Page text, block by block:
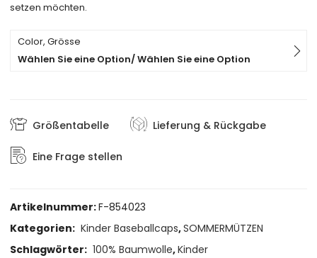
setzen möchten.
Color, Grösse
Wählen Sie eine Option/ Wählen Sie eine Option
Größentabelle Lieferung & Rückgabe
Eine Frage stellen
Artikelnummer:F-854023
Kategorien: Kinder Baseballcaps,SOMMERMÜTZEN
Schlagwörter: 100% Baumwolle,Kinder